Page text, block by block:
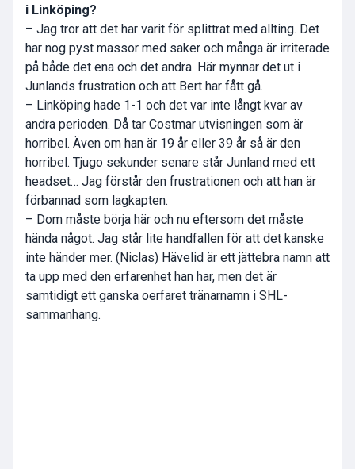
i Linköping?
– Jag tror att det har varit för splittrat med allting. Det
har nog pyst massor med saker och många är irriterade
på både det ena och det andra. Här mynnar det ut i
Junlands frustration och att Bert har fått gå.
– Linköping hade 1-1 och det var inte långt kvar av
andra perioden. Då tar Costmar utvisningen som är
horribel. Även om han är 19 år eller 39 år så är den
horribel. Tjugo sekunder senare står Junland med ett
headset… Jag förstår den frustrationen och att han är
förbannad som lagkapten.
– Dom måste börja här och nu eftersom det måste
hända något. Jag står lite handfallen för att det kanske
inte händer mer. (Niclas) Hävelid är ett jättebra namn att
ta upp med den erfarenhet han har, men det är
samtidigt ett ganska oerfaret tränarnamn i SHL-
sammanhang.